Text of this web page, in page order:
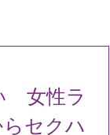
女性ラ
セクハ